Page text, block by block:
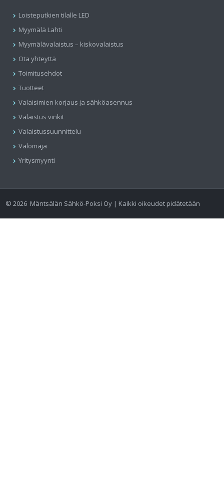
Loisteputkien tilalle LED
Myymälä Lahti
Myymälävalaistus – kiskovalaistus
Ota yhteyttä
Toimitusehdot
Tuotteet
Valaisimien korjaus ja sähköasennus
Valaistus vinkit
Valaistussuunnittelu
Valomaja
Yritysmyynti
©2026 Mäntsälän Sähkö-Poksi Oy | Kaikki oikeudet pidätetään